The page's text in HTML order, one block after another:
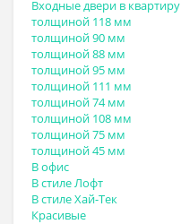
Входные двери в квартиру
толщиной 118 мм
толщиной 90 мм
толщиной 88 мм
толщиной 95 мм
толщиной 111 мм
толщиной 74 мм
толщиной 108 мм
толщиной 75 мм
толщиной 45 мм
В офис
В стиле Лофт
В стиле Хай-Тек
Красивые